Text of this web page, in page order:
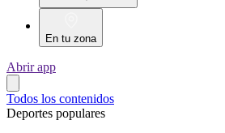
En tu zona
Abrir app
Todos los contenidos
Deportes populares